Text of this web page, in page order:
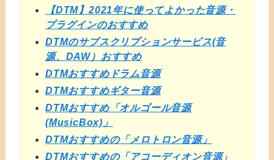
【DTM】2021年に使ってよかった音源・
プラグインのおすすめ
DTMのサブスクリプションサービス(音
源、DAW）おすすめ
DTMおすすめドラム音源
DTMおすすめギター音源
DTMおすすめ「オルゴール音源
(MusicBox)」
DTMおすすめの「メロトロン音源」
DTMおすすめの「アコーディオン音源」